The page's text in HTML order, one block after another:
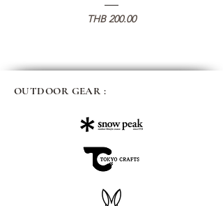
가격
THB 200.00
OUTDOOR GEAR :